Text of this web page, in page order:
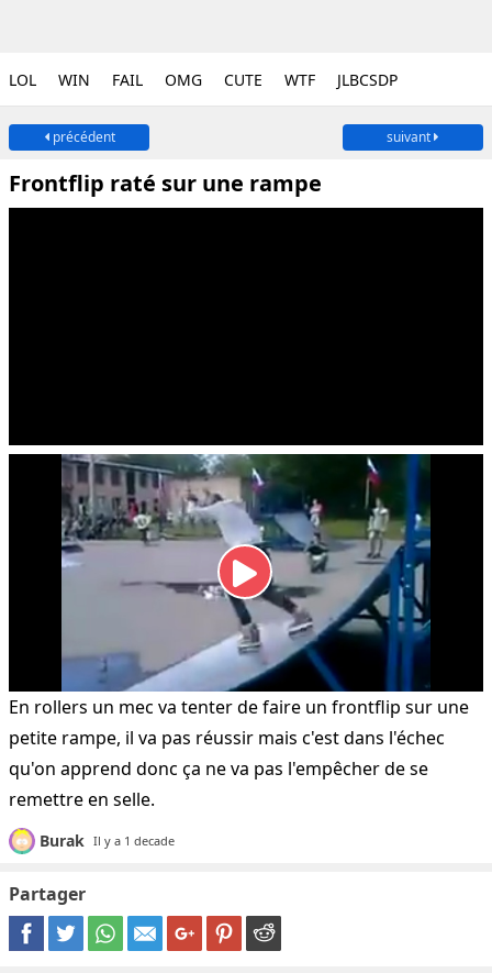
LOL WIN FAIL OMG CUTE WTF JLBCSDP
précédent suivant
Frontflip raté sur une rampe
En rollers un mec va tenter de faire un frontflip sur une
petite rampe, il va pas réussir mais c'est dans l'échec
qu'on apprend donc ça ne va pas l'empêcher de se
remettre en selle.
Burak Il y a 1 decade
Partager